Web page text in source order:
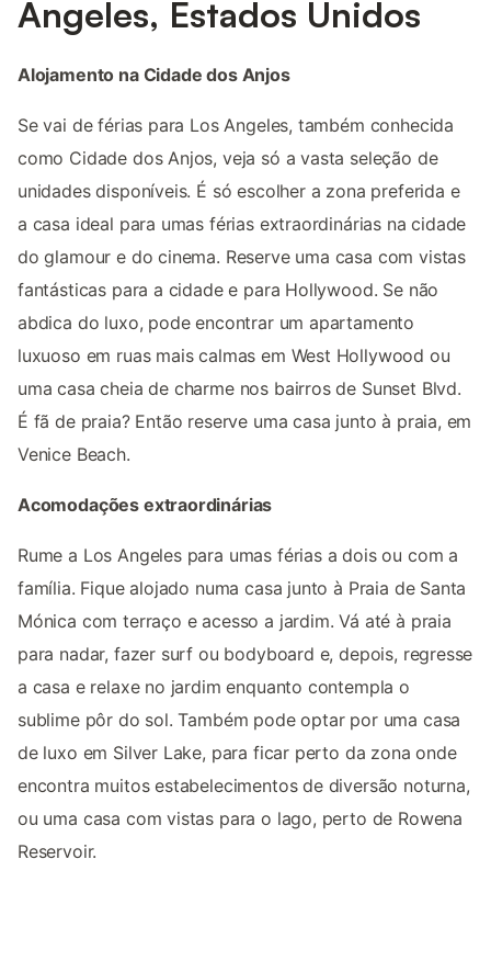
Angeles, Estados Unidos
Alojamento na Cidade dos Anjos
Se vai de férias para Los Angeles, também conhecida
como Cidade dos Anjos, veja só a vasta seleção de
unidades disponíveis. É só escolher a zona preferida e
a casa ideal para umas férias extraordinárias na cidade
do glamour e do cinema. Reserve uma casa com vistas
fantásticas para a cidade e para Hollywood. Se não
abdica do luxo, pode encontrar um apartamento
luxuoso em ruas mais calmas em West Hollywood ou
uma casa cheia de charme nos bairros de Sunset Blvd.
É fã de praia? Então reserve uma casa junto à praia, em
Venice Beach.
Acomodações extraordinárias
Rume a Los Angeles para umas férias a dois ou com a
família. Fique alojado numa casa junto à Praia de Santa
Mónica com terraço e acesso a jardim. Vá até à praia
para nadar, fazer surf ou bodyboard e, depois, regresse
a casa e relaxe no jardim enquanto contempla o
sublime pôr do sol. Também pode optar por uma casa
de luxo em Silver Lake, para ficar perto da zona onde
encontra muitos estabelecimentos de diversão noturna,
ou uma casa com vistas para o lago, perto de Rowena
Reservoir.